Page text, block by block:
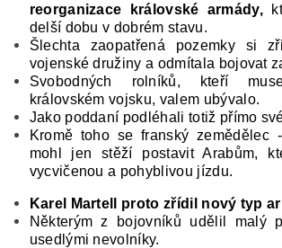
reorganizace královské ar­mády,
delší dobu v dobrém stavu.
Šlechta zaopatřená pozemky si
vojenské družiny a odmítala bojovat
Svo­bodných rolníků, kteří
královském vojsku, valem ubývalo.
Jako poddaní podléhali to­tiž přímo
Kromě toho se franský zemědělec
mohl jen stěží postavit Arabům,
vycvičenou a pohyblivou jízdu.
Karel Martell proto zřídil nový typ
Některým z bojovníků udělil malý
usedlými nevolníky.